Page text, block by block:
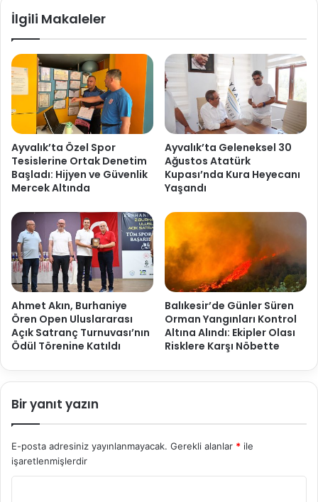
İlgili Makaleler
Ayvalık’ta Özel Spor
Tesislerine Ortak Denetim
Başladı: Hijyen ve Güvenlik
Mercek Altında
Ayvalık’ta Geleneksel 30
Ağustos Atatürk
Kupası’nda Kura Heyecanı
Yaşandı
Ahmet Akın, Burhaniye
Ören Open Uluslararası
Açık Satranç Turnuvası’nın
Ödül Törenine Katıldı
Balıkesir’de Günler Süren
Orman Yangınları Kontrol
Altına Alındı: Ekipler Olası
Risklere Karşı Nöbette
Bir yanıt yazın
E-posta adresiniz yayınlanmayacak. Gerekli alanlar * ile
işaretlenmişlerdir